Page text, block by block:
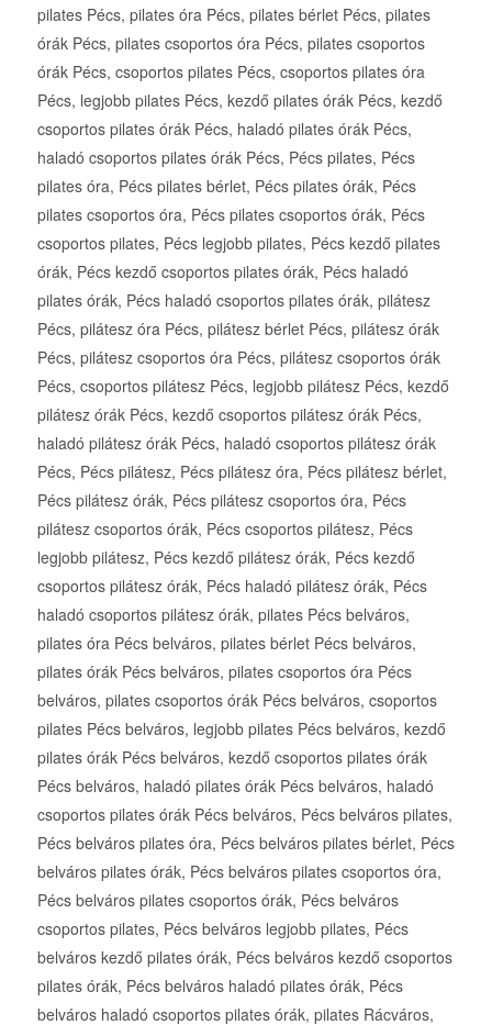
pilates Pécs, pilates óra Pécs, pilates bérlet Pécs, pilates
órák Pécs, pilates csoportos óra Pécs, pilates csoportos
órák Pécs, csoportos pilates Pécs, csoportos pilates óra
Pécs, legjobb pilates Pécs, kezdő pilates órák Pécs, kezdő
csoportos pilates órák Pécs, haladó pilates órák Pécs,
haladó csoportos pilates órák Pécs, Pécs pilates, Pécs
pilates óra, Pécs pilates bérlet, Pécs pilates órák, Pécs
pilates csoportos óra, Pécs pilates csoportos órák, Pécs
csoportos pilates, Pécs legjobb pilates, Pécs kezdő pilates
órák, Pécs kezdő csoportos pilates órák, Pécs haladó
pilates órák, Pécs haladó csoportos pilates órák, pilátesz
Pécs, pilátesz óra Pécs, pilátesz bérlet Pécs, pilátesz órák
Pécs, pilátesz csoportos óra Pécs, pilátesz csoportos órák
Pécs, csoportos pilátesz Pécs, legjobb pilátesz Pécs, kezdő
pilátesz órák Pécs, kezdő csoportos pilátesz órák Pécs,
haladó pilátesz órák Pécs, haladó csoportos pilátesz órák
Pécs, Pécs pilátesz, Pécs pilátesz óra, Pécs pilátesz bérlet,
Pécs pilátesz órák, Pécs pilátesz csoportos óra, Pécs
pilátesz csoportos órák, Pécs csoportos pilátesz, Pécs
legjobb pilátesz, Pécs kezdő pilátesz órák, Pécs kezdő
csoportos pilátesz órák, Pécs haladó pilátesz órák, Pécs
haladó csoportos pilátesz órák, pilates Pécs belváros,
pilates óra Pécs belváros, pilates bérlet Pécs belváros,
pilates órák Pécs belváros, pilates csoportos óra Pécs
belváros, pilates csoportos órák Pécs belváros, csoportos
pilates Pécs belváros, legjobb pilates Pécs belváros, kezdő
pilates órák Pécs belváros, kezdő csoportos pilates órák
Pécs belváros, haladó pilates órák Pécs belváros, haladó
csoportos pilates órák Pécs belváros, Pécs belváros pilates,
Pécs belváros pilates óra, Pécs belváros pilates bérlet, Pécs
belváros pilates órák, Pécs belváros pilates csoportos óra,
Pécs belváros pilates csoportos órák, Pécs belváros
csoportos pilates, Pécs belváros legjobb pilates, Pécs
belváros kezdő pilates órák, Pécs belváros kezdő csoportos
pilates órák, Pécs belváros haladó pilates órák, Pécs
belváros haladó csoportos pilates órák, pilates Rácváros,